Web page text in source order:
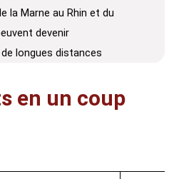
la Marne au Rhin et du
devenir
longues distances
en un coup